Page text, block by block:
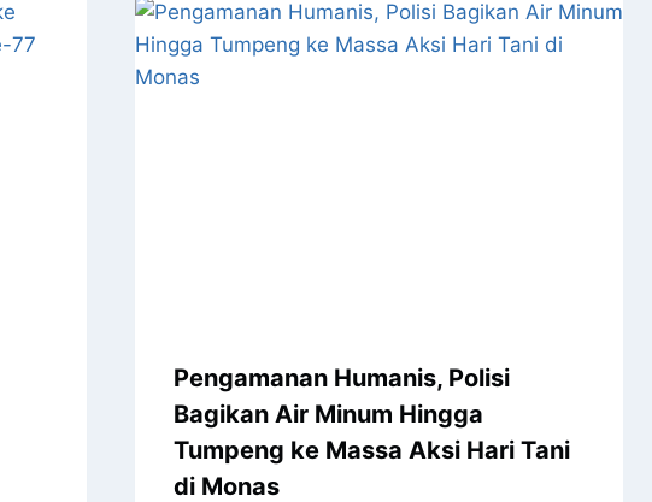
Pengamanan Humanis, Polisi
Bagikan Air Minum Hingga
Tumpeng ke Massa Aksi Hari Tani
di Monas